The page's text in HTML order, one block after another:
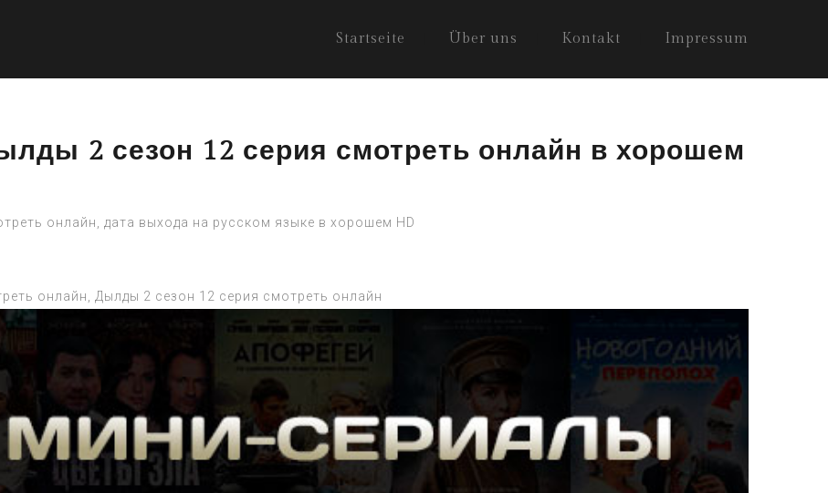
Startseite Über uns Kontakt Impressum
2 сезон 12 серия смотреть онлайн в хорошем
онлайн, дата выхода на русском языке в хорошем HD
онлайн, Дылды 2 сезон 12 серия смотреть онлайн